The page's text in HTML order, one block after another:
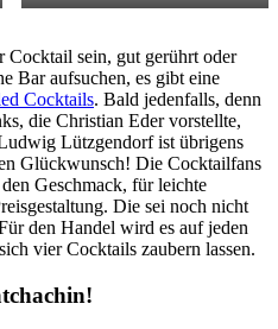
Cocktail sein, gut gerührt oder
Bar aufsuchen, es gibt eine
Cocktails. Bald jedenfalls, denn
die Christian Eder vorstellte,
Lützgendorf ist übrigens
Glückwunsch! Die Cocktailfans
Geschmack, für leichte
Die sei noch nicht
den Handel wird es auf jeden
vier Cocktails zaubern lassen.